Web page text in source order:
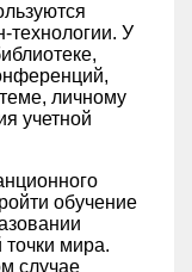
У
личному
учетной
обучение
мира.
случае